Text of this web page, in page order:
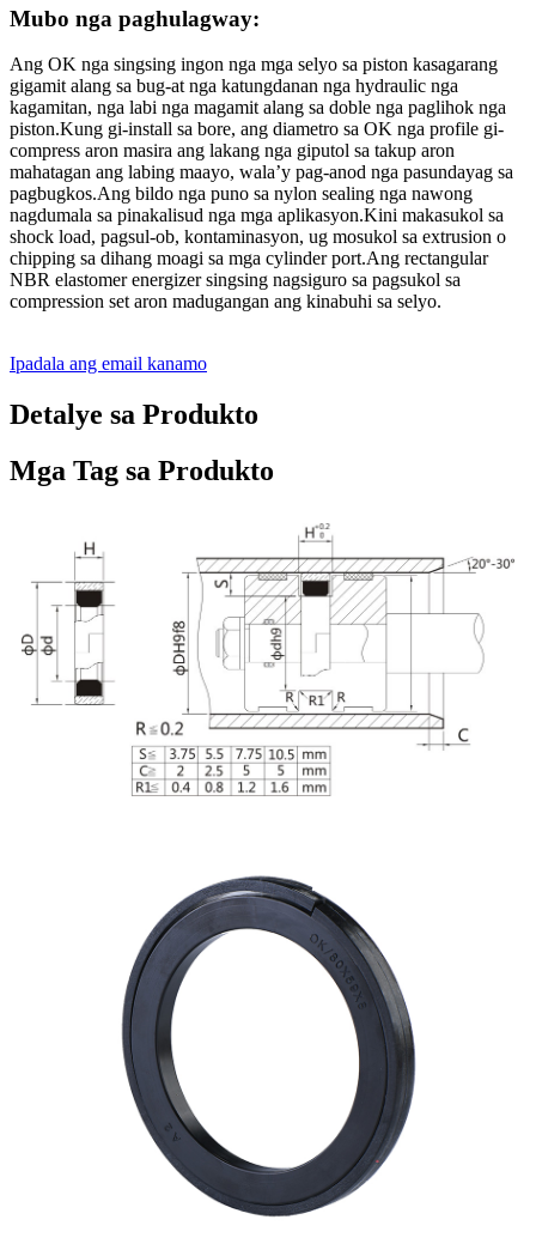
Mubo nga paghulagway:
Ang OK nga singsing ingon nga mga selyo sa piston kasagarang
gigamit alang sa bug-at nga katungdanan nga hydraulic nga
kagamitan, nga labi nga magamit alang sa doble nga paglihok nga
piston.Kung gi-install sa bore, ang diametro sa OK nga profile gi-
compress aron masira ang lakang nga giputol sa takup aron
mahatagan ang labing maayo, wala’y pag-anod nga pasundayag sa
pagbugkos.Ang bildo nga puno sa nylon sealing nga nawong
nagdumala sa pinakalisud nga mga aplikasyon.Kini makasukol sa
shock load, pagsul-ob, kontaminasyon, ug mosukol sa extrusion o
chipping sa dihang moagi sa mga cylinder port.Ang rectangular
NBR elastomer energizer singsing nagsiguro sa pagsukol sa
compression set aron madugangan ang kinabuhi sa selyo.
Ipadala ang email kanamo
Detalye sa Produkto
Mga Tag sa Produkto